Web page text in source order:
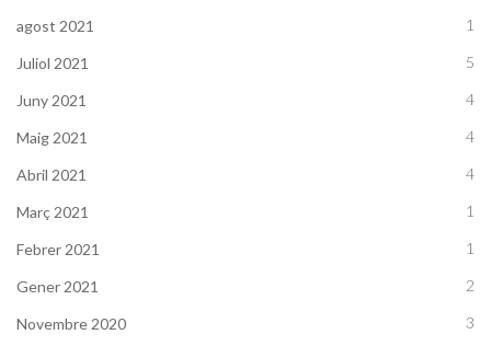
agost 2021 1
Juliol 2021 5
Juny 2021 4
Maig 2021 4
Abril 2021 4
Març 2021 1
Febrer 2021 1
Gener 2021 2
Novembre 2020 3